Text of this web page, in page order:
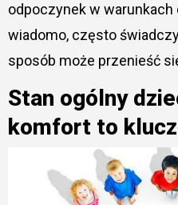
odpoczynek w
wiadomo, często
sposób może przenieść
Stan ogólny
komfort to